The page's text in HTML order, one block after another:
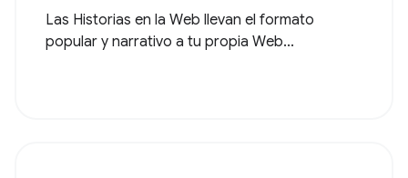
Las Historias en la Web llevan el formato
popular y narrativo a tu propia Web...